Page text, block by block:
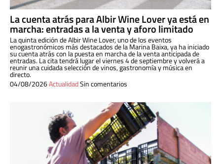
La cuenta atrás para Albir Wine Lover ya está en
marcha: entradas a la venta y aforo limitado
La quinta edición de Albir Wine Lover, uno de los eventos
enogastronómicos más destacados de la Marina Baixa, ya ha iniciado
su cuenta atrás con la puesta en marcha de la venta anticipada de
entradas. La cita tendrá lugar el viernes 4 de septiembre y volverá a
reunir una cuidada selección de vinos, gastronomía y música en
directo.
04/08/2026ActualidadSin comentarios